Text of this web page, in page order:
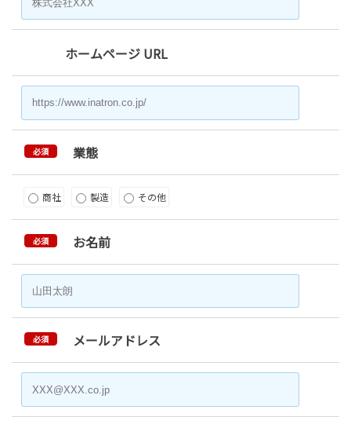
ホームページ URL
必須 業態
商社 製造 その他
必須 お名前
必須 メールアドレス